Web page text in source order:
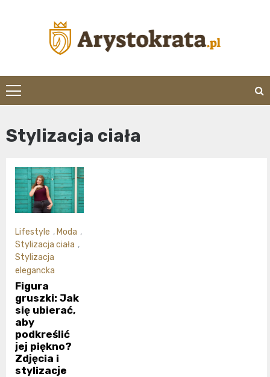
arystokrata.pl
Stylizacja ciała
Lifestyle , Moda ,
Stylizacja ciała ,
Stylizacja
elegancka
Figura
gruszki: Jak
się ubierać,
aby
podkreślić
jej piękno?
Zdjęcia i
stylizacje